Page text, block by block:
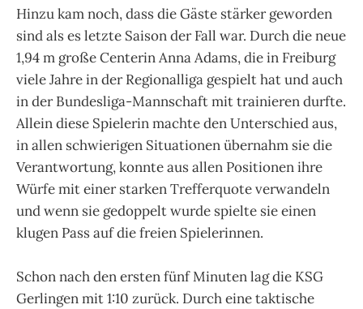
Hinzu kam noch, dass die Gäste stärker geworden
sind als es letzte Saison der Fall war. Durch die neue
1,94 m große Centerin Anna Adams, die in Freiburg
viele Jahre in der Regionalliga gespielt hat und auch
in der Bundesliga-Mannschaft mit trainieren durfte.
Allein diese Spielerin machte den Unterschied aus,
in allen schwierigen Situationen übernahm sie die
Verantwortung, konnte aus allen Positionen ihre
Würfe mit einer starken Trefferquote verwandeln
und wenn sie gedoppelt wurde spielte sie einen
klugen Pass auf die freien Spielerinnen.
Schon nach den ersten fünf Minuten lag die KSG
Gerlingen mit 1:10 zurück. Durch eine taktische